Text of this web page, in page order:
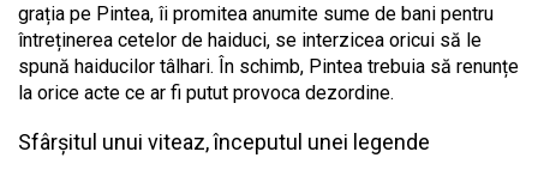
grația pe Pintea, îi promitea anumite sume de bani pentru
întreținerea cetelor de haiduci, se interzicea oricui să le
spună haiducilor tâlhari. În schimb, Pintea trebuia să renunțe
la orice acte ce ar fi putut provoca dezordine.
Sfârșitul unui viteaz, începutul unei legende